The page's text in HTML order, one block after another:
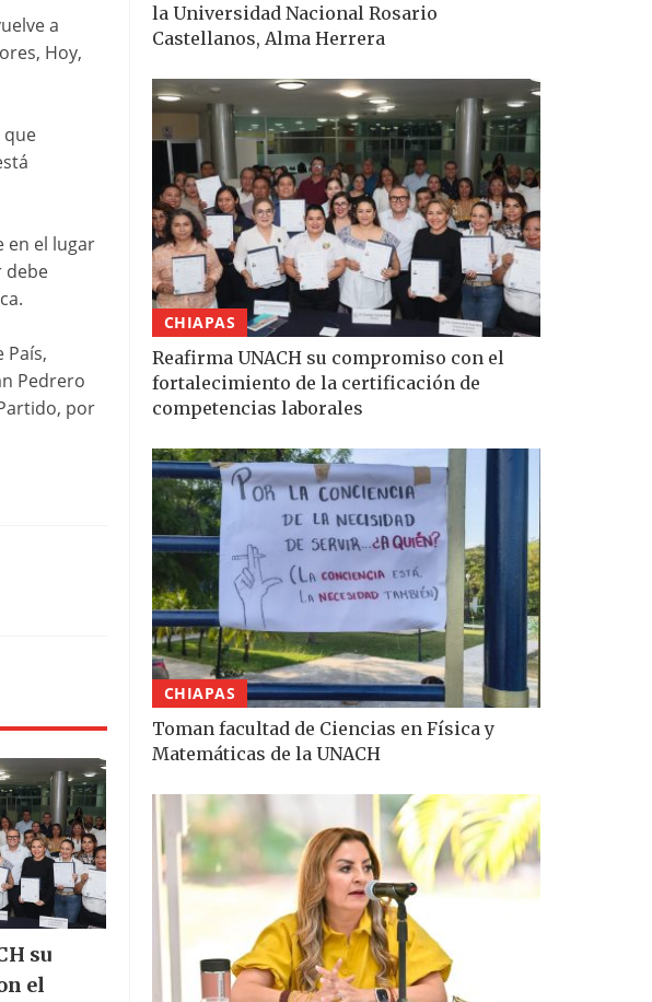
a
Hoy,
que
en el lugar
debe
País,
Pedrero
por
su
el
la Universidad Nacional Rosario
Castellanos, Alma Herrera
CHIAPAS
Reafirma UNACH su compromiso con el
fortalecimiento de la certificación de
competencias laborales
CHIAPAS
Toman facultad de Ciencias en Física y
Matemáticas de la UNACH